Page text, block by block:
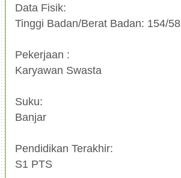
Data Fisik:
Tinggi Badan/Berat Badan: 154/58
Pekerjaan :
Karyawan Swasta
Suku:
Banjar
Pendidikan Terakhir:
S1 PTS